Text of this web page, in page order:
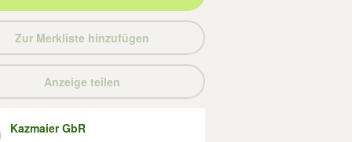
Zur Merkliste hinzufügen
Anzeige teilen
Kazmaier GbR